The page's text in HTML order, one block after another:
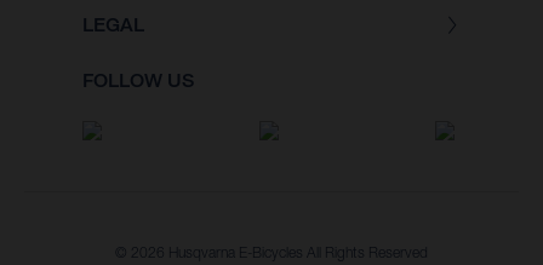
LEGAL
FOLLOW US
© 2026 Husqvarna E-Bicycles All Rights Reserved